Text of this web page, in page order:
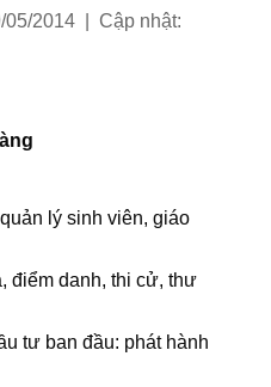
05/2014 | Cập nhật:
lý sinh viên, giáo
điểm danh, thi cử, thư
tư ban đầu: phát hành